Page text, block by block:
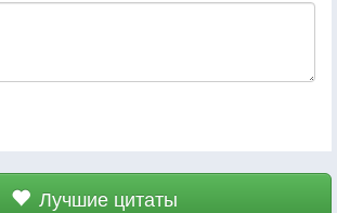
Лучшие цитаты